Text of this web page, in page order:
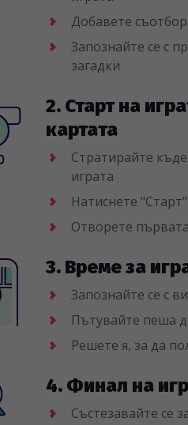
Добавете
Запознайте се с
загадки
2. Старт на
картата
Стратирайте
играта
Натиснете
Отворете
3. Време за
Запознайте се с
Пътувайте пеша
Решете я, за да
4. Финал на
Състезавайте се